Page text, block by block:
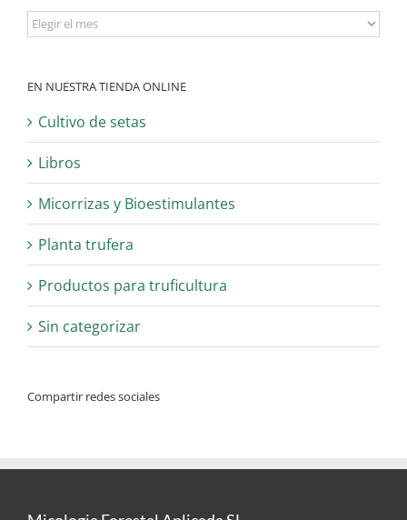
Archivo
EN NUESTRA TIENDA ONLINE
Cultivo de setas
Libros
Micorrizas y Bioestimulantes
Planta trufera
Productos para truficultura
Sin categorizar
Compartir redes sociales